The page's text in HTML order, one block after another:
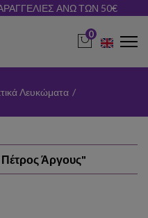
ΑΝΩ ΤΩΝ 50€
0
Λευκώματα /
Πέτρος Άργους"